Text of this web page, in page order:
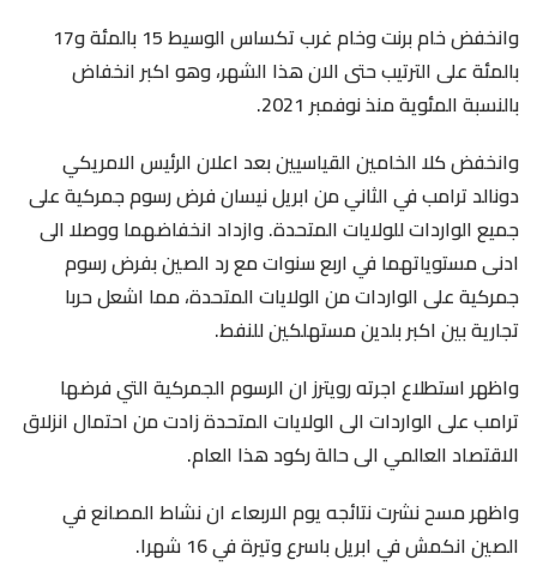
وانخفض خام برنت وخام غرب تكساس الوسيط 15 بالمئة و17
بالمئة على الترتيب حتى الان هذا الشهر، وهو اكبر انخفاض
بالنسبة المئوية منذ نوفمبر 2021.
وانخفض كلا الخامين القياسيين بعد اعلان الرئيس الامريكي
دونالد ترامب في الثاني من ابريل نيسان فرض رسوم جمركية على
جميع الواردات للولايات المتحدة. وازداد انخفاضهما ووصلا الى
ادنى مستوياتهما في اربع سنوات مع رد الصين بفرض رسوم
جمركية على الواردات من الولايات المتحدة، مما اشعل حربا
تجارية بين اكبر بلدين مستهلكين للنفط.
واظهر استطلاع اجرته رويترز ان الرسوم الجمركية التي فرضها
ترامب على الواردات الى الولايات المتحدة زادت من احتمال انزلاق
الاقتصاد العالمي الى حالة ركود هذا العام.
واظهر مسح نشرت نتائجه يوم الاربعاء ان نشاط المصانع في
الصين انكمش في ابريل باسرع وتيرة في 16 شهرا.